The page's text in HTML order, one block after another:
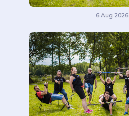
6 Aug 2026